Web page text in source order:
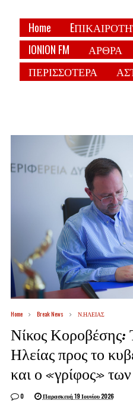
Home
IONION FM
ΑΡΘΡΑ
ΠΕΡΙΣΣΟΤΕΡΑ
Home Break News Ν.ΗΛΕΙΑΣ
Νίκος Κοροβέσης:
Ηλείας προς το
και ο «γρίφος»
0 Παρασκευή 19 Ιουνίου 2026